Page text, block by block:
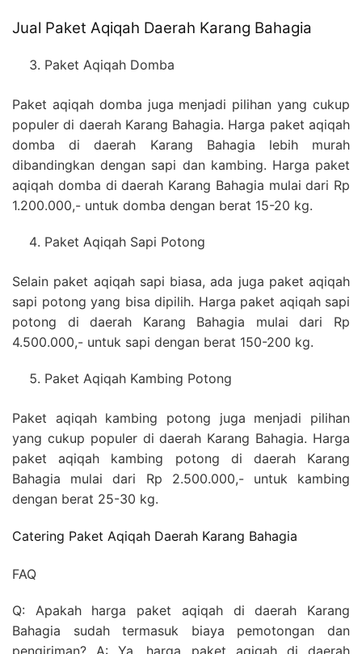
Jual Paket Aqiqah Daerah Karang Bahagia
Paket Aqiqah Domba
Paket aqiqah domba juga menjadi pilihan yang cukup
populer di daerah Karang Bahagia. Harga paket aqiqah
domba di daerah Karang Bahagia lebih murah
dibandingkan dengan sapi dan kambing. Harga paket
aqiqah domba di daerah Karang Bahagia mulai dari Rp
1.200.000,- untuk domba dengan berat 15-20 kg.
Paket Aqiqah Sapi Potong
Selain paket aqiqah sapi biasa, ada juga paket aqiqah
sapi potong yang bisa dipilih. Harga paket aqiqah sapi
potong di daerah Karang Bahagia mulai dari Rp
4.500.000,- untuk sapi dengan berat 150-200 kg.
Paket Aqiqah Kambing Potong
Paket aqiqah kambing potong juga menjadi pilihan
yang cukup populer di daerah Karang Bahagia. Harga
paket aqiqah kambing potong di daerah Karang
Bahagia mulai dari Rp 2.500.000,- untuk kambing
dengan berat 25-30 kg.
Catering Paket Aqiqah Daerah Karang Bahagia
FAQ
Q: Apakah harga paket aqiqah di daerah Karang
Bahagia sudah termasuk biaya pemotongan dan
pengiriman? A: Ya, harga paket aqiqah di daerah